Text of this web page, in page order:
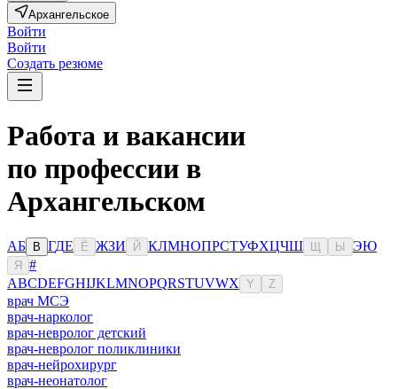
Архангельское
Войти
Войти
Создать резюме
Работа и вакансии
по профессии в
Архангельском
АБ В ГДЕ Ё ЖЗИ Й КЛМНОПРСТУФХЦЧШ Ы ЭЮ
Я
#
ABCDEFGHIJKLMNOPQRSTUVWX Y Z
врач МСЭ
врач-нарколог
врач-невролог детский
врач-невролог поликлиники
врач-нейрохирург
врач-неонатолог